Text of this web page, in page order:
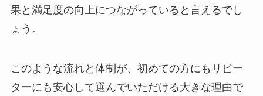
果と満足度の向上につながっていると言えるでし
ょう。
このような流れと体制が、初めての方にもリピー
ターにも安心して選んでいただける大きな理由で